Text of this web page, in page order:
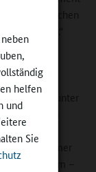
helfen
und
Sie
Ehrenamtlichen
sind.“
stand unter
einen
und
Teilnehmer
–